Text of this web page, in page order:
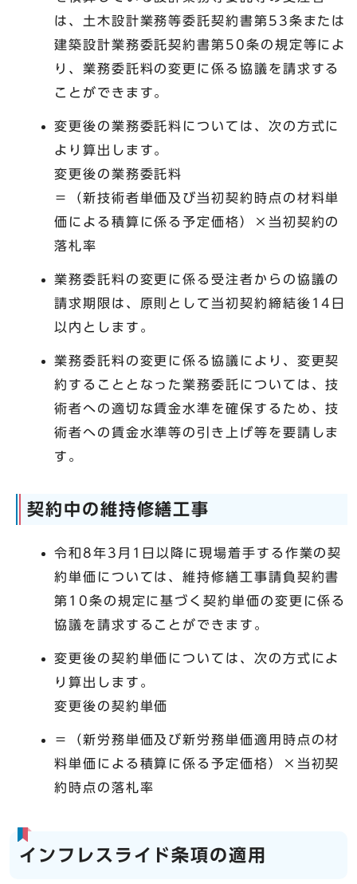
は、土木設計業務等委託契約書第53条または
建築設計業務委託契約書第50条の規定等によ
り、業務委託料の変更に係る協議を請求する
ことができます。
変更後の業務委託料については、次の方式に
より算出します。
変更後の業務委託料
＝（新技術者単価及び当初契約時点の材料単
価による積算に係る予定価格）×当初契約の
落札率
業務委託料の変更に係る受注者からの協議の
請求期限は、原則として当初契約締結後14日
以内とします。
業務委託料の変更に係る協議により、変更契
約することとなった業務委託については、技
術者への適切な賃金水準を確保するため、技
術者への賃金水準等の引き上げ等を要請しま
す。
契約中の維持修繕工事
令和8年3月1日以降に現場着手する作業の契
約単価については、維持修繕工事請負契約書
第10条の規定に基づく契約単価の変更に係る
協議を請求することができます。
変更後の契約単価については、次の方式によ
り算出します。
変更後の契約単価
＝（新労務単価及び新労務単価適用時点の材
料単価による積算に係る予定価格）×当初契
約時点の落札率
インフレスライド条項の適用